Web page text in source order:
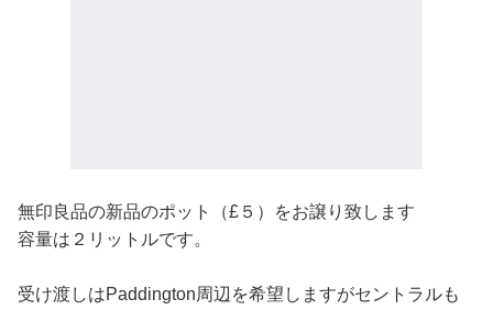
無印良品の新品のポット（£５）をお譲り致します
容量は２リットルです。
受け渡しはPaddington周辺を希望しますがセントラルも